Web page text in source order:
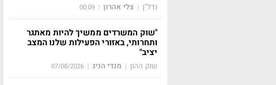
נדל"ן | צלי אהרון |
00:09
"שוק המשרדים ממשיך להיות מאתגר
ותחרותי, באזורי הפעילות שלנו המצב
יציב"
שוק ההון | מנדי הניג |
07/08/2026